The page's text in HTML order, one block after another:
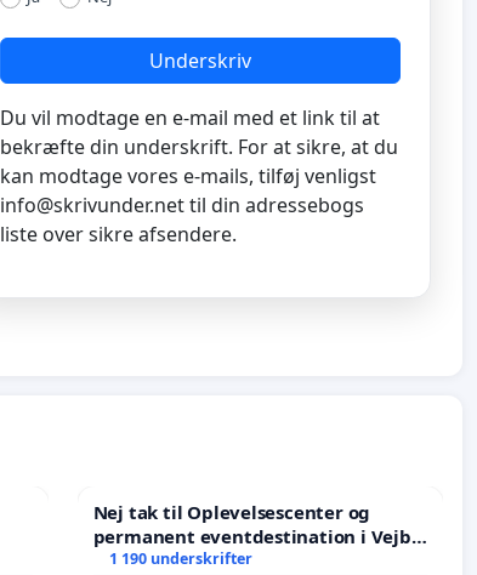
Underskriv
Du vil modtage en e-mail med et link til at
bekræfte din underskrift. For at sikre, at du
kan modtage vores e-mails, tilføj venligst
info@skrivunder.nettil din adressebogs
liste over sikre afsendere.
Nej tak til Oplevelsescenter og
permanent eventdestination i Vejby
- Ja tak til et levende lokalområde i
1 190 underskrifter